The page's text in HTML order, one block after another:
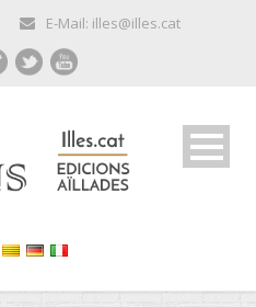
E-Mail: illes@illes.cat